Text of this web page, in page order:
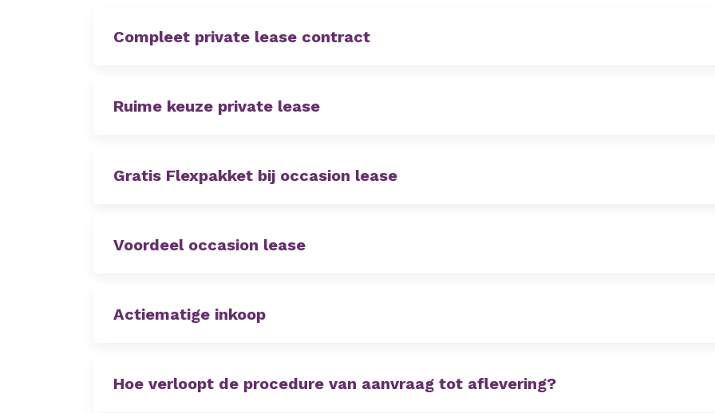
Compleet private lease contract
Ruime keuze private lease
Gratis Flexpakket bij occasion lease
Voordeel occasion lease
Actiematige inkoop
Hoe verloopt de procedure van aanvraag tot aflevering?